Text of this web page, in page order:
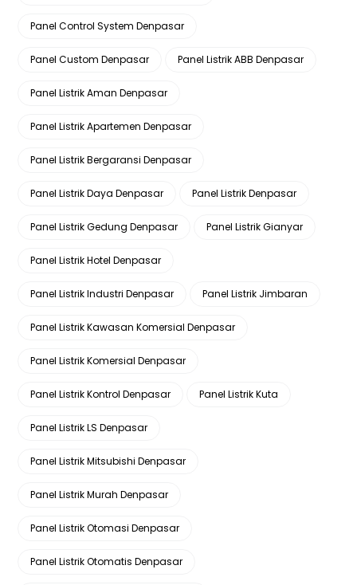
Panel Control System Denpasar
Panel Custom Denpasar Panel Listrik ABB Denpasar
Panel Listrik Aman Denpasar
Panel Listrik Apartemen Denpasar
Panel Listrik Bergaransi Denpasar
Panel Listrik Daya Denpasar Panel Listrik Denpasar
Panel Listrik Gedung Denpasar Panel Listrik Gianyar
Panel Listrik Hotel Denpasar
Panel Listrik Industri Denpasar Panel Listrik Jimbaran
Panel Listrik Kawasan Komersial Denpasar
Panel Listrik Komersial Denpasar
Panel Listrik Kontrol Denpasar Panel Listrik Kuta
Panel Listrik LS Denpasar
Panel Listrik Mitsubishi Denpasar
Panel Listrik Murah Denpasar
Panel Listrik Otomasi Denpasar
Panel Listrik Otomatis Denpasar